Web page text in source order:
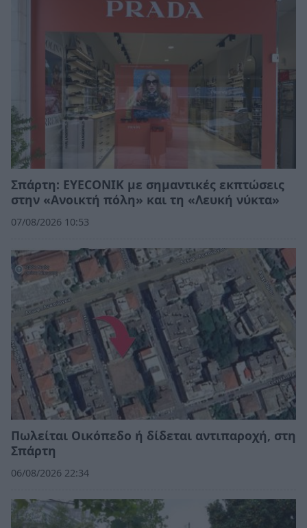
Σπάρτη: EYECONIK με σημαντικές εκπτώσεις
στην «Ανοικτή πόλη» και τη «Λευκή νύκτα»
07/08/2026 10:53
Πωλείται Οικόπεδο ή δίδεται αντιπαροχή, στη
Σπάρτη
06/08/2026 22:34